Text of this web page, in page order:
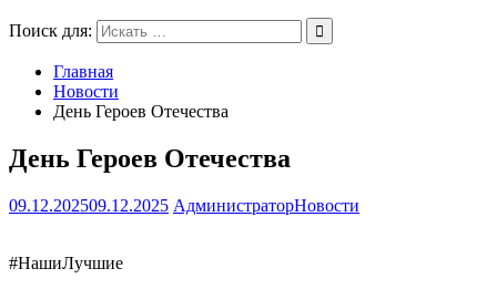
Поиск для:
Главная
Новости
День Героев Отечества
День Героев Отечества
09.12.202509.12.2025 АдминистраторНовости
#НашиЛучшие